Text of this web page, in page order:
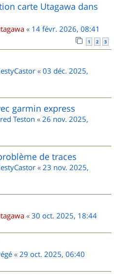
carte Utagawa dans
« 14 févr. 2026, 08:41
1 2 3
« 03 déc. 2025,
garmin express
Teston « 26 nov. 2025,
de traces
« 23 nov. 2025,
« 30 oct. 2025, 18:44
« 29 oct. 2025, 06:40